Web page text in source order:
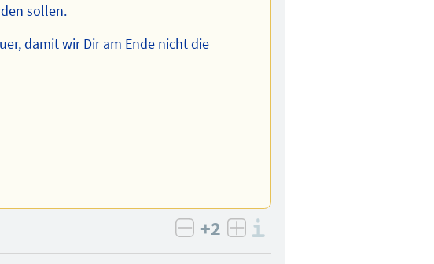
sollen.
damit wir Dir am Ende nicht die
negativ bewerten
+2 positiv bewerten